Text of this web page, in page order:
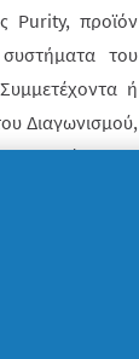
Purity, προϊόν
του
ή
Διαγωνισμού,
ανωτέρω.